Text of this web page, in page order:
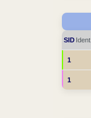
SID Ident.
1
1